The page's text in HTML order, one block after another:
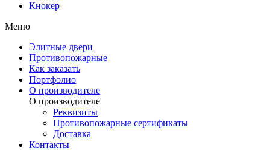
Кнокер
Меню
Элитные двери
Противопожарные
Как заказать
Портфолио
О производителе
О производителе
Реквизиты
Противопожарные сертификаты
Доставка
Контакты